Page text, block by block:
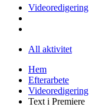
Videoredigering
All aktivitet
Hem
Efterarbete
Videoredigering
Text i Premiere